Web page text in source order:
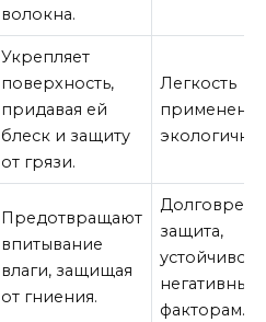
волокна.
Укрепляет
поверхность,
придавая ей
блеск и защиту
от грязи.
Легкость
Предотвращают
впитывание
влаги, защищая
от гниения.
защита,
негативным
факторам.